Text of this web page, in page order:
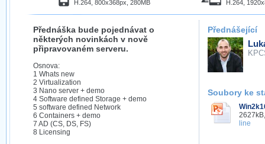
H.264, 800x368px, 280MB H.264,
Přednáška bude pojednávat o
některých novinkách v nově
připravovaném serveru.
Osnova:
1 Whats new
2 Virtualization
3 Nano server + demo
4 Software defined Storage + demo
5 software defined Network
6 Containers + demo
7 AD (CS, DS, FS)
8 Licensing
Přednášející
Soubory ke
line